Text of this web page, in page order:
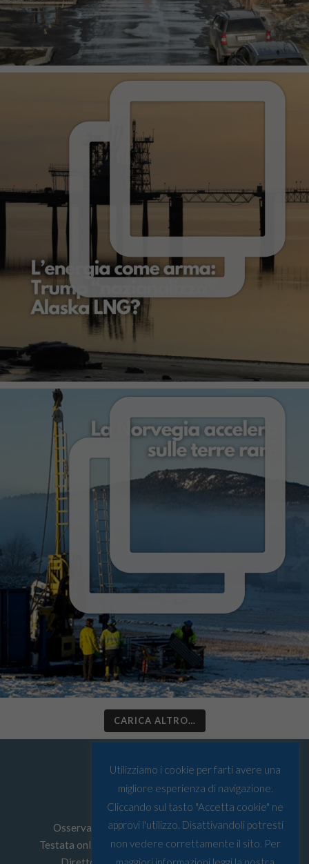
CARICA ALTRO…
Osservatorio Artico © Tutti i diritti riservati
Testata online edita daMust srlP.I: 03067590103
Utilizziamo i cookie per farti avere una
migliore esperienza di navigazione.
Cliccando sul tasto "Accetta cookie" ne
approvi l'utilizzo. Disattivandoli potresti
non vedere correttamente il sito. Per